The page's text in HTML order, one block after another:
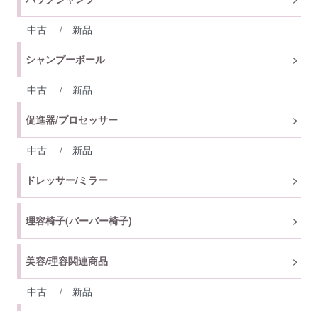
中古 / 新品
シャンプーボール
中古 / 新品
促進器/プロセッサー
中古 / 新品
ドレッサー/ミラー
理容椅子(バーバー椅子)
美容/理容関連商品
中古 / 新品